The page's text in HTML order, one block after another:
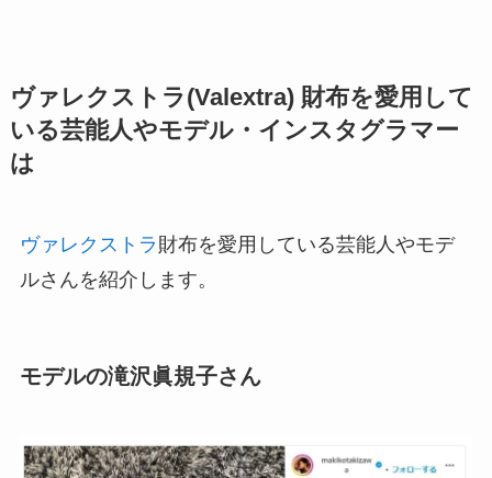
ヴァレクストラ(Valextra) 財布を愛用して
いる芸能人やモデル・インスタグラマー
は
ヴァレクストラ 財布を愛用している芸能人やモデ
ルさんを紹介します。
モデルの滝沢眞規子さん